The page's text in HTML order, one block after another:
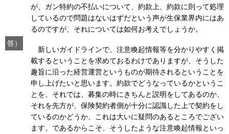
が、ガン特約の不払いについて、約款上、約款に則って処理
しているので問題はないはずだという声が生保業界内にはあ
るのですが、それについては如何お考えでしょうか。
答）
新しいガイドラインで、注意喚起情報等を分かりやすく掲
載するということを求めておるわけでありますが、そうした
趣旨に沿った経営運営というものが期待されるということを
申し上げたいと思います。約款でどうなっているかというこ
とを、それでは、募集の時にきちんと説明をしてあるのか、
それを先方が、保険契約者側が十分に認識した上で契約をし
ているのかどうか、これは大いに疑問のあるところでござい
ます。であるからこそ、そうしたような注意喚起情報といっ